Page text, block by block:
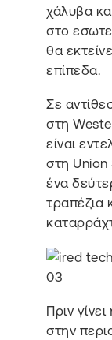
χάλυβα
στο
θα
επίπεδα.
Σε
στη
είναι
στη Union
ένα
τραπέζια
Πριν
στην